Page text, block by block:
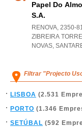
Papel Do
S.a.
RENOVA, 2350-
ZIBREIRA
NOVAS,
Filtrar "Projecto
LISBOA (2.531
PORTO (1.346
SETÚBAL (592